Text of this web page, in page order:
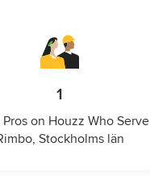
1
Pros on Houzz Who Serve
Stockholms län